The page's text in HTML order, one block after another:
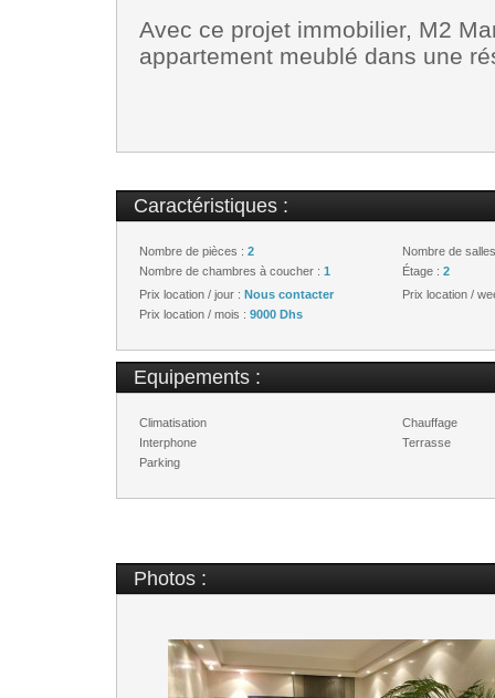
Avec ce projet immobilier, M2
appartement meublé dans une
Caractéristiques :
Nombre de pièces : 2
Nombre de
Nombre de chambres à coucher : 1 Étage : 2
Prix location / jour : Nous contacter
Prix location /
Prix location / mois : 9000 Dhs
Equipements :
Climatisation
Chauffage
Interphone
Terrasse
Parking
Photos :